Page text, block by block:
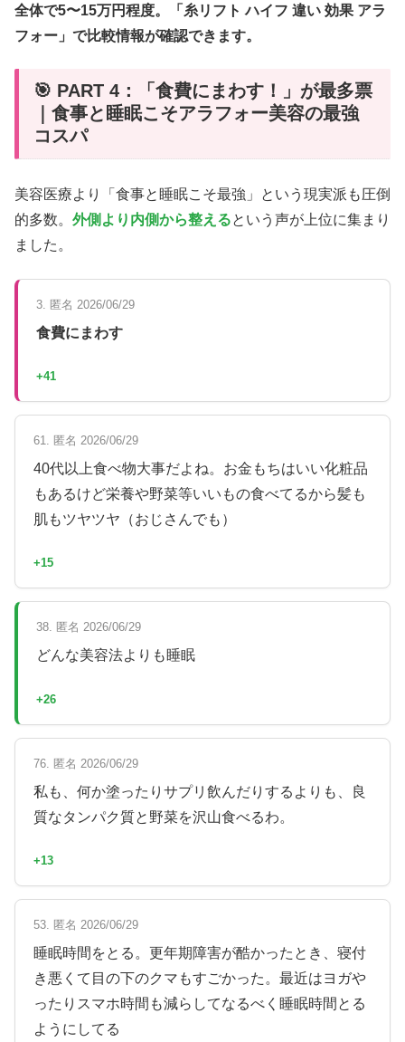
全体で5〜15万円程度。「糸リフト ハイフ 違い 効果 アラ
フォー」で比較情報が確認できます。
🎯 PART 4：「食費にまわす！」が最多票
｜食事と睡眠こそアラフォー美容の最強
コスパ
美容医療より「食事と睡眠こそ最強」という現実派も圧倒
的多数。 外側より内側から整えるという声が上位に集まり
ました。
3. 匿名 2026/06/29
食費にまわす
+41
61. 匿名 2026/06/29
40代以上食べ物大事だよね。お金もちはいい化粧品
もあるけど栄養や野菜等いいもの食べてるから髪も
肌もツヤツヤ（おじさんでも）
+15
38. 匿名 2026/06/29
どんな美容法よりも睡眠
+26
76. 匿名 2026/06/29
私も、何か塗ったりサプリ飲んだりするよりも、良
質なタンパク質と野菜を沢山食べるわ。
+13
53. 匿名 2026/06/29
睡眠時間をとる。更年期障害が酷かったとき、寝付
き悪くて目の下のクマもすごかった。最近はヨガや
ったりスマホ時間も減らしてなるべく睡眠時間とる
ようにしてる